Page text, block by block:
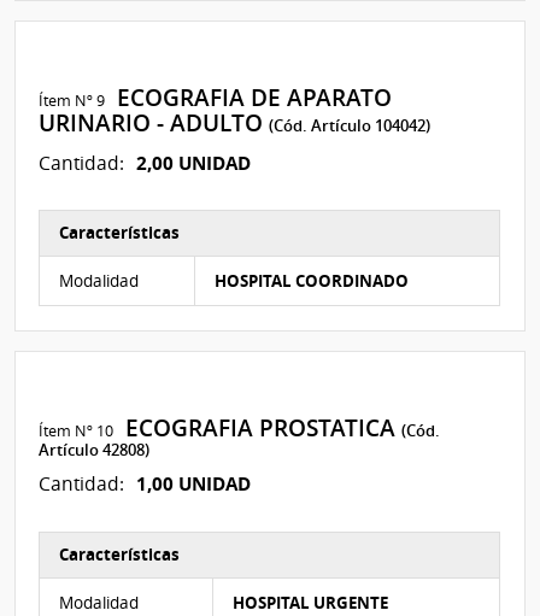
Ítem Nº 9
ECOGRAFIA DE APARATO
URINARIO - ADULTO(Cód. Artículo 104042)
Cantidad: 2,00 UNIDAD
Características
Modalidad HOSPITAL COORDINADO
Ítem Nº 10 ECOGRAFIA PROSTATICA(Cód.
Artículo 42808)
Cantidad: 1,00 UNIDAD
Características
Modalidad HOSPITAL URGENTE